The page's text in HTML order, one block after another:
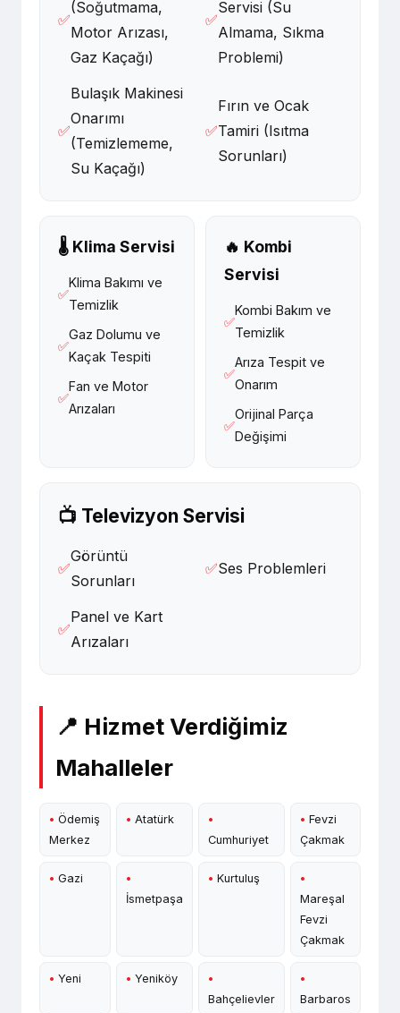
✅
(Soğutmama,
Motor Arızası,
Gaz Kaçağı)
✅
Servisi (Su
Almama, Sıkma
Problemi)
✅
Bulaşık Makinesi
Onarımı
(Temizlememe,
Su Kaçağı)
✅
Fırın ve Ocak
Tamiri (Isıtma
Sorunları)
🌡️ Klima Servisi
✅
Klima Bakımı ve
Temizlik
✅
Gaz Dolumu ve
Kaçak Tespiti
✅
Fan ve Motor
Arızaları
🔥 Kombi
Servisi
✅
Kombi Bakım ve
Temizlik
✅
Arıza Tespit ve
Onarım
✅
Orijinal Parça
Değişimi
📺 Televizyon Servisi
✅
Görüntü
Sorunları
✅Ses Problemleri
✅
Panel ve Kart
Arızaları
📍 Hizmet Verdiğimiz
Mahalleler
• Ödemiş
Merkez
• Atatürk
•
Cumhuriyet
• Fevzi
Çakmak
• Gazi
•
İsmetpaşa
• Kurtuluş
•
Mareşal
Fevzi
Çakmak
• Yeni • Yeniköy
•
Bahçelievler
•
Barbaros